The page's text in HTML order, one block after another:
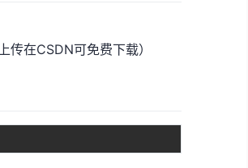
上传在CSDN可免费下载）